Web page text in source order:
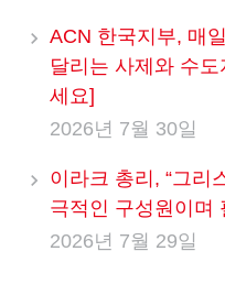
ACN 한국지부, 매
달리는 사제와 수도
세요]
2026년 7월 30일
이라크 총리, “그리
극적인 구성원이며
2026년 7월 29일